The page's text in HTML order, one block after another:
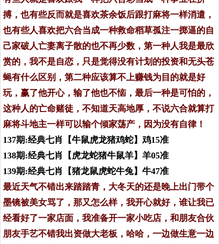
搏，也有些反而就是喜欢茶余饭后跟打麻将一样消遣，
也有些人喜欢把六合当成一种救命稻草孤注一掷逼的自
己家破人亡妻离子散的也不再少数，第一种人我是最欣
赏的，我不是自恋，只是觉得没有计划的投资和无头苍
蝇有什么区别，第二种应该算不上赚钱为目的就是好
玩，赢了他开心，输了他也不恼，最后一种是可怕的，
这种人的亡命赌徒，不知道天高地厚，不说六合就算打
麻将斗地主一样可以输个倾家荡产，因为没有自律！
137期:经典七肖【牛鼠虎龙猪鸡蛇】鸡15准
138期:经典七肖【虎龙蛇猪牛鼠羊】羊05准
139期:经典七肖【猪龙鼠虎蛇牛兔】牛47准
最近天气不错出来踏踏青，大冬天的还是晚上出门带个
墨镜被美女骂了，那又怎么样，我开心就好，谁让我已
经看好了一家店面，我准备开一家小吃店，和朋友合伙
朋友手艺不错我出资做大老板，哈哈，一边做生意一边